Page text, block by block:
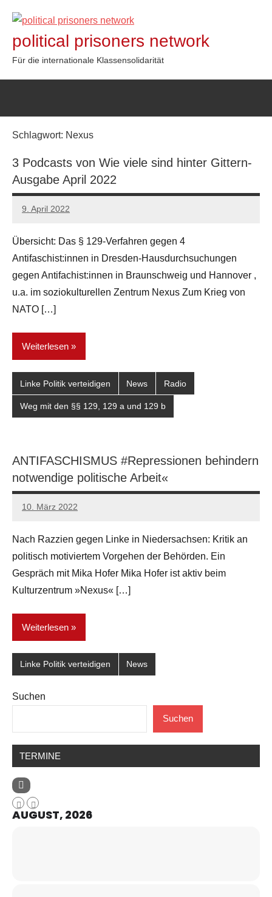
Inhalt
springen
political prisoners network
Für die internationale Klassensolidarität
Schlagwort: Nexus
3 Podcasts von Wie viele sind hinter Gittern-
Ausgabe April 2022
9. April 2022
network
Übersicht: Das § 129-Verfahren gegen 4
Antifaschist:innen in Dresden-Hausdurchsuchungen
gegen Antifachist:innen in Braunschweig und Hannover ,
u.a. im soziokulturellen Zentrum Nexus Zum Krieg von
NATO […]
Weiterlesen
Linke Politik verteidigen News Radio
Weg mit den §§ 129, 129 a und 129 b
ANTIFASCHISMUS #Repressionen behindern
notwendige politische Arbeit«
10. März 2022
network
Nach Razzien gegen Linke in Niedersachsen: Kritik an
politisch motiviertem Vorgehen der Behörden. Ein
Gespräch mit Mika Hofer Mika Hofer ist aktiv beim
Kulturzentrum »Nexus« […]
Weiterlesen
Linke Politik verteidigen News
Suchen
Suchen
TERMINE
AUGUST, 2026